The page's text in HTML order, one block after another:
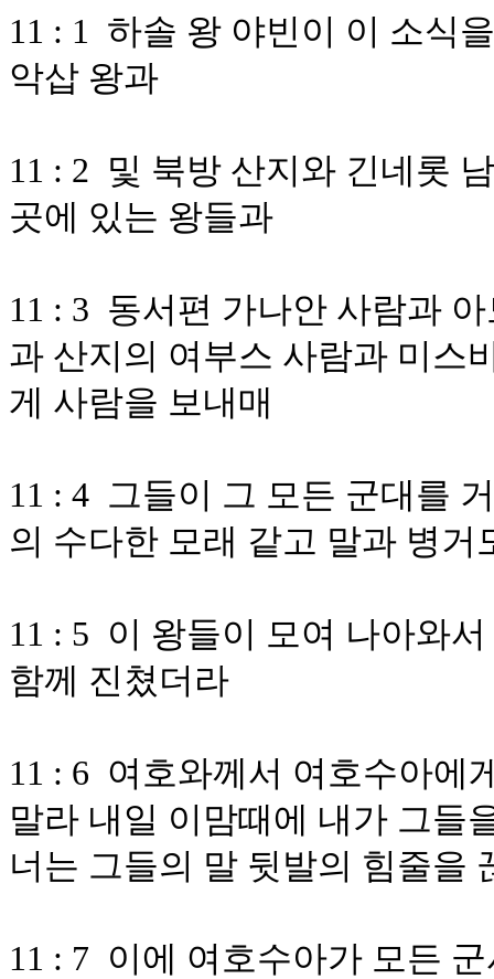
11 : 1 하솔 왕 야빈이 이 소식
악삽 왕과
11 : 2 및 북방 산지와 긴네롯
곳에 있는 왕들과
11 : 3 동서편 가나안 사람과
과 산지의 여부스 사람과 미스
게 사람을 보내매
11 : 4 그들이 그 모든 군대를
의 수다한 모래 같고 말과 병거
11 : 5 이 왕들이 모여 나아와
함께 진쳤더라
11 : 6 여호와께서 여호수아에
말라 내일 이맘때에 내가 그들
너는 그들의 말 뒷발의 힘줄을
11 : 7 이에 여호수아가 모든